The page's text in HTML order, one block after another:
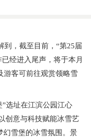
到，截至目前，“第25届
经进入尾声，将于本月
游客可前往观赏领略雪
”选址在江滨公园江心
创意与科技赋能冰雪艺
幻雪堡的冰雪氛围。景